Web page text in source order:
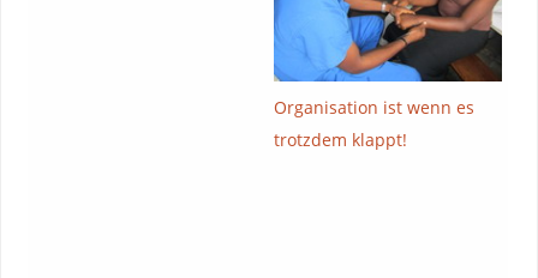
Organisation ist wenn es
trotzdem klappt!